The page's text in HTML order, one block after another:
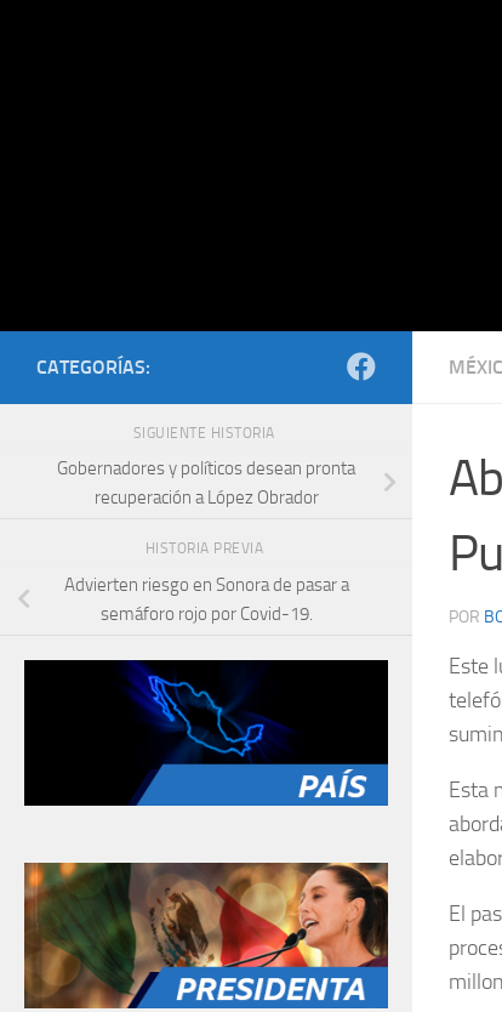
POR
Este
Esta
El
CATEGORÍAS:
SIGUIENTE HISTORIA
Gobernadores y políticos desean pronta
recuperación a López Obrador
HISTORIA PREVIA
Advierten riesgo en Sonora de pasar a
semáforo rojo por Covid-19.